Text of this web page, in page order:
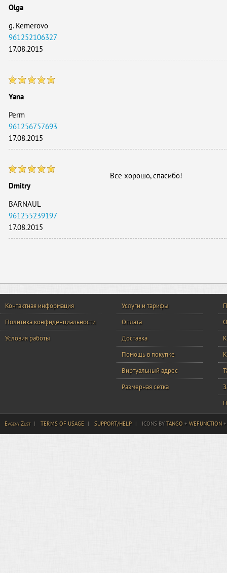
Olga
g. Kemerovo
961252106327
17.08.2015
Yana
Perm
961256757693
17.08.2015
Dmitry
BARNAUL
961255239197
17.08.2015
Все хорошо, спасибо!
Контактная информация
Политика конфиденциальности
Условия работы
Услуги и тарифы
Оплата
Доставка
Помощь в покупке
Виртуальный адрес
Размерная сетка
Evgeny Zust | TERMS OF USAGE | SUPPORT/HELP | ICONS BY TANGO + WEFUNCTION